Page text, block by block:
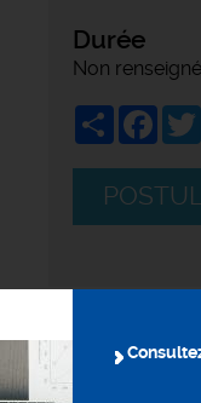
Durée
Non
Share